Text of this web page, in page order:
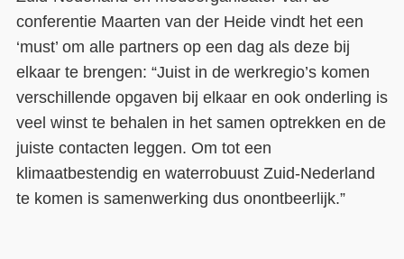
conferentie Maarten van der Heide vindt het een
‘must’ om alle partners op een dag als deze bij
elkaar te brengen: “Juist in de werkregio’s komen
verschillende opgaven bij elkaar en ook onderling is
veel winst te behalen in het samen optrekken en de
juiste contacten leggen. Om tot een
klimaatbestendig en waterrobuust Zuid-Nederland
te komen is samenwerking dus onontbeerlijk.”